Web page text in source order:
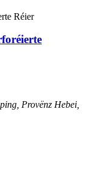
Provënz Hebei,